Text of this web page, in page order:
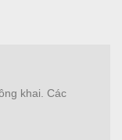
khai. Các